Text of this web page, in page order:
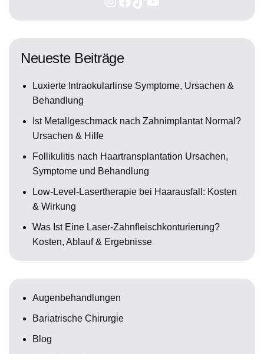
Neueste Beiträge
Luxierte Intraokularlinse Symptome, Ursachen &
Behandlung
Ist Metallgeschmack nach Zahnimplantat Normal?
Ursachen & Hilfe
Follikulitis nach Haartransplantation Ursachen,
Symptome und Behandlung
Low-Level-Lasertherapie bei Haarausfall: Kosten
& Wirkung
Was Ist Eine Laser-Zahnfleischkonturierung?
Kosten, Ablauf & Ergebnisse
Augenbehandlungen
Bariatrische Chirurgie
Blog